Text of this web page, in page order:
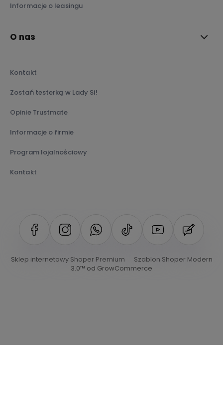
Informacje o leasingu
O nas
Kontakt
Zostań testerką w Lady Si!
Opinie Trustmate
Informacje o firmie
Program lojalnościowy
Kontakt
Sklep internetowy Shoper Premium
Szablon Shoper Modern
3.0™ od GrowCommerce